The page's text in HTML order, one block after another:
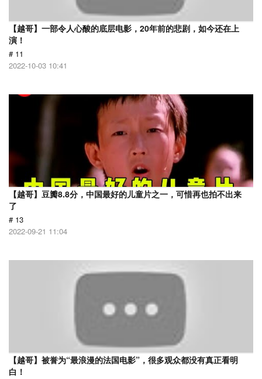
【越哥】一部令人心酸的底层电影，20年前的悲剧，如今还在上
演！
# 11
2022-10-03 10:41
【越哥】豆瓣8.8分，中国最好的儿童片之一，可惜再也拍不出来
了
# 13
2022-09-21 11:04
【越哥】被誉为“最浪漫的法国电影”，很多观众都没有真正看明
白！